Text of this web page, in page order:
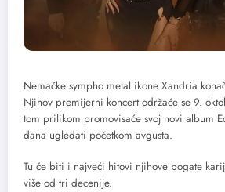
Nemačke sympho metal ikone Xandria
Njihov premijerni koncert održaće se 9.
tom prilikom promovisaće svoj novi album
dana ugledati početkom avgusta.
Tu će biti i najveći hitovi njihove bogate
više od tri decenije.